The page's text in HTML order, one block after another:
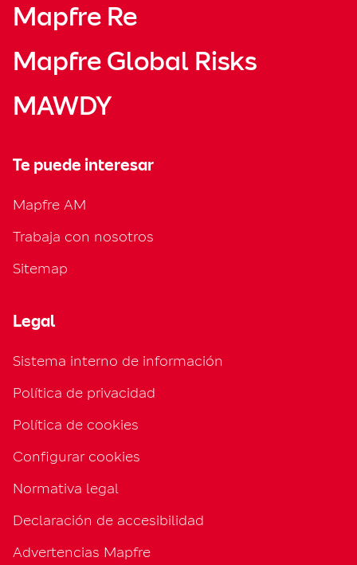
Mapfre Re
Mapfre Global Risks
MAWDY
Te puede interesar
Mapfre AM
Trabaja con nosotros
Sitemap
Legal
Sistema interno de información
Política de privacidad
Política de cookies
Configurar cookies
Normativa legal
Declaración de accesibilidad
Advertencias Mapfre